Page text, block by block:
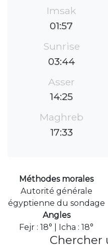
Imsak
01:57
Sunrise
03:44
Asser
14:25
Maghreb
17:33
Méthodes morales
Autorité générale
égyptienne du sondage
Angles
Fejr : 18° | Icha : 18°
Chercher